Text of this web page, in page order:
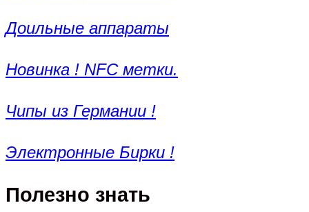
Доильные аппараты
Новинка ! NFC метки.
Чипы из Германии !
Электронные Бирки !
Полезно знать